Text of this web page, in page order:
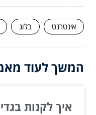
אינטרנט בלוג
המשך לעוד
איך לקנות